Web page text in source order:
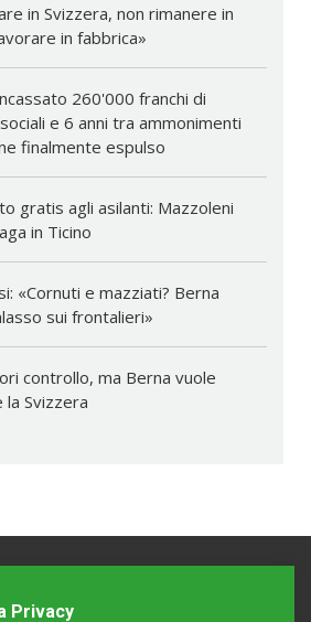
in Svizzera, non rimanere in
in fabbrica»
260'000 franchi di
e 6 anni tra ammonimenti
finalmente espulso
gratis agli asilanti: Mazzoleni
in Ticino
«Cornuti e mazziati? Berna
sui frontalieri»
controllo, ma Berna vuole
la Svizzera
Privacy